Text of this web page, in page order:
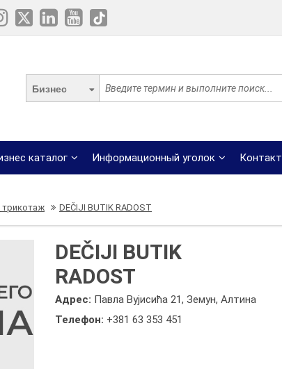
Бизнес
каталог Информационный уголок Контакт
трикотаж DEČIJI BUTIK RADOST
DEČIJI BUTIK
RADOST
Адрес: Павла Вујисића 21, Земун, Алтина
Телефон: +381 63 353 451